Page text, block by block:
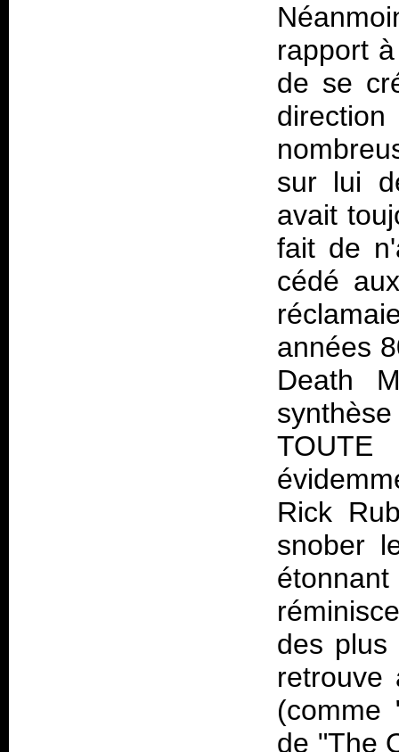
rapport
de se
sur lui
avait
fait de
cédé
années
Death
Rick
snober
des plus
(comme
de "The